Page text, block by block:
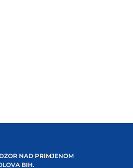
NAD PRIMJENOM
BIH.